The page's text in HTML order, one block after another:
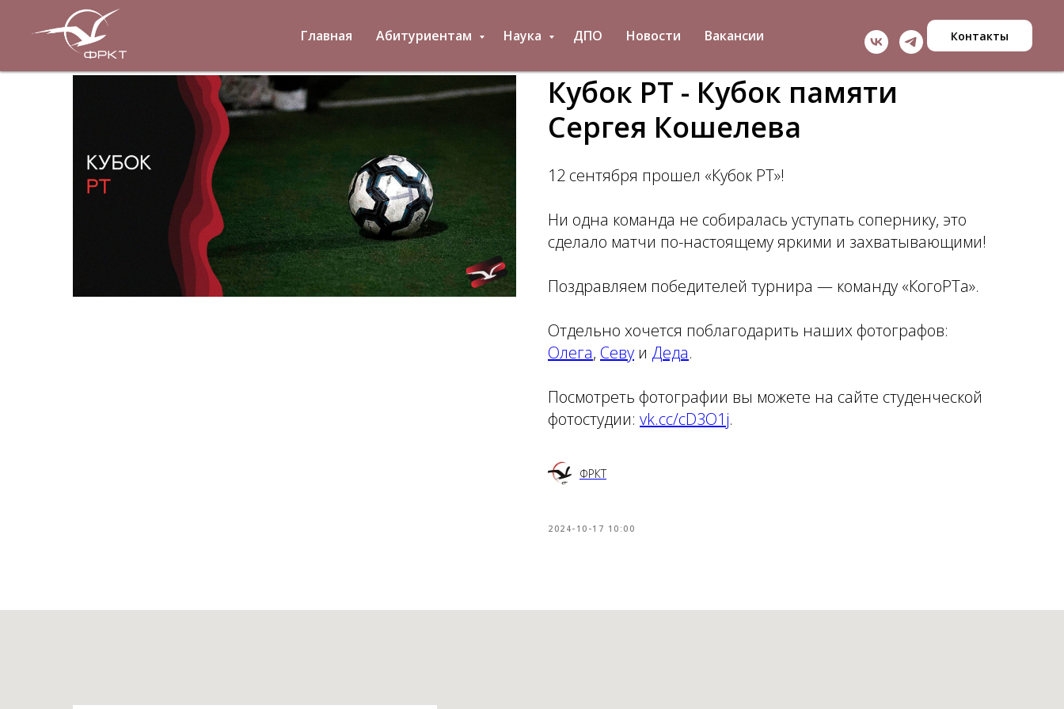
Главная Абитуриентам Наука ДПО Новости Вакансии Контакты
Кубок РТ - Кубок памяти
Сергея Кошелева
12 сентября прошел «Кубок РТ»!
Ни одна команда не собиралась уступать сопернику, это
сделало матчи по-настоящему яркими и захватывающими!
Поздравляем победителей турнира — команду «КогоРТа».
Отдельно хочется поблагодарить наших фотографов:
Олега, Севу и Деда.
Посмотреть фотографии вы можете на сайте студенческой
фотостудии: vk.cc/cD3O1j.
ФРКТ
2024-10-17 10:00